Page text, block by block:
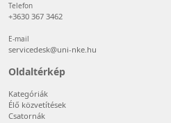
Telefon
+3630 367 3462
E-mail
servicedesk@uni-nke.hu
Oldaltérkép
Kategóriák
Élő közvetítések
Csatornák